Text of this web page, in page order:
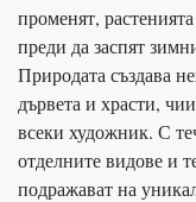
променят,
преди да заспят
Природата създава
дървета и храсти,
всеки художник. С
отделните видове и
подражават на